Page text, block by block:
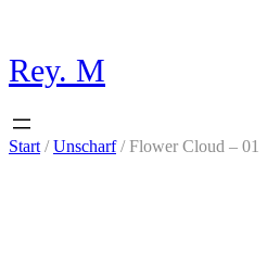
springen
Rey. M
Start /Unscharf/ Flower Cloud – 01